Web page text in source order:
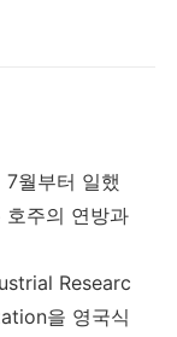
월부터 일했
호주의 연방과
Researc
을 영국식